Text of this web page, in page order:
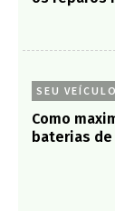
SEU VEÍCULO
Como
baterias